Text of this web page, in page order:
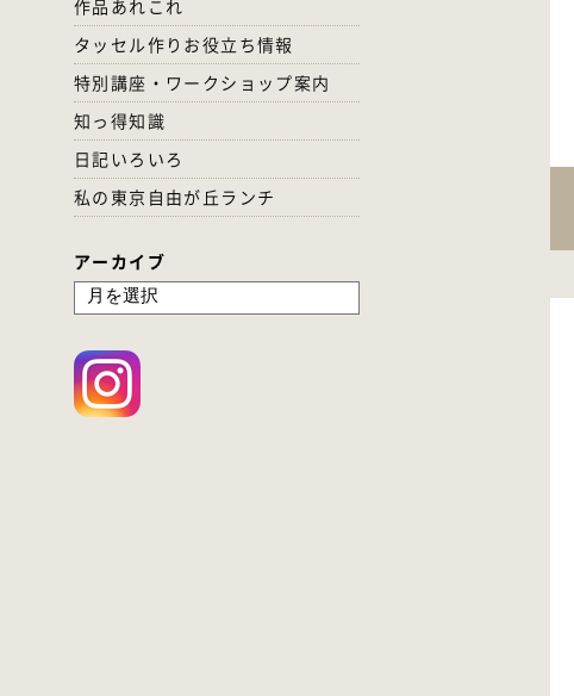
作品あれこれ
タッセル作りお役立ち情報
特別講座・ワークショップ案内
知っ得知識
日記いろいろ
私の東京自由が丘ランチ
アーカイブ